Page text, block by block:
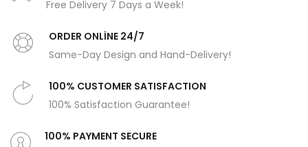
Free Delivery 7 Days a Week!
ORDER ONLİNE 24/7
Same-Day Design and Hand-Delivery!
100% CUSTOMER SATISFACTION
100% Satisfaction Guarantee!
100% PAYMENT SECURE